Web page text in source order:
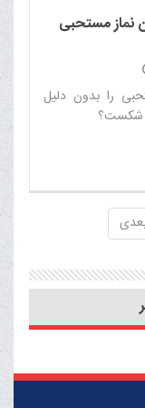
ناامنی در این
نماز مستحبی
را بدون دلیل
شکست؟